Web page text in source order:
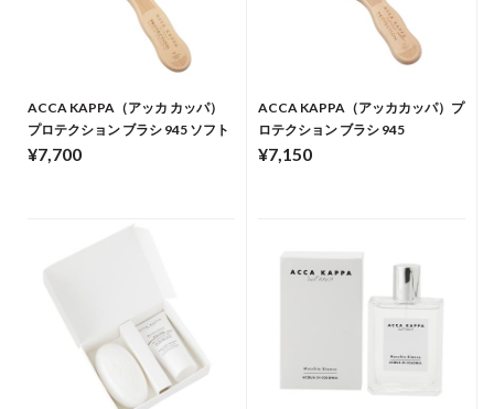
ACCA KAPPA（アッカ カッパ）
プロテクション ブラシ 945 ソフト
¥7,700
ACCA KAPPA（アッカカッパ）プ
ロテクション ブラシ 945
¥7,150